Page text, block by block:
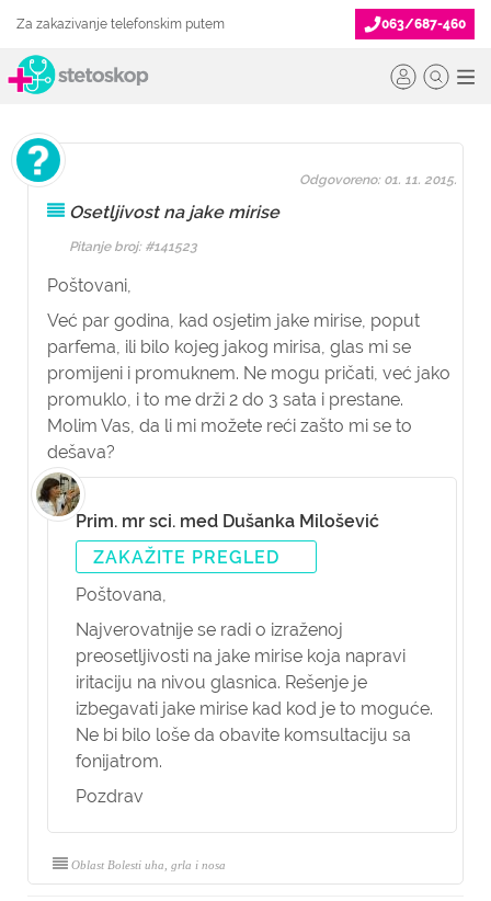
Za zakazivanje telefonskim putem 063/687-460
Osetljivost na jake mirise
Pitanje broj: #141523
Poštovani,
Već par godina, kad osjetim jake mirise, poput
parfema, ili bilo kojeg jakog mirisa, glas mi se
promijeni i promuknem. Ne mogu pričati, već jako
promuklo, i to me drži 2 do 3 sata i prestane.
Molim Vas, da li mi možete reći zašto mi se to
dešava?
Odgovoreno: 01. 11. 2015.
Prim. mr sci. med Dušanka Milošević
ZAKAŽITE PREGLED
Poštovana,
Najverovatnije se radi o izraženoj
preosetljivosti na jake mirise koja napravi
iritaciju na nivou glasnica. Rešenje je
izbegavati jake mirise kad kod je to moguće.
Ne bi bilo loše da obavite komsultaciju sa
fonijatrom.
Pozdrav
Oblast Bolesti uha, grla i nosa